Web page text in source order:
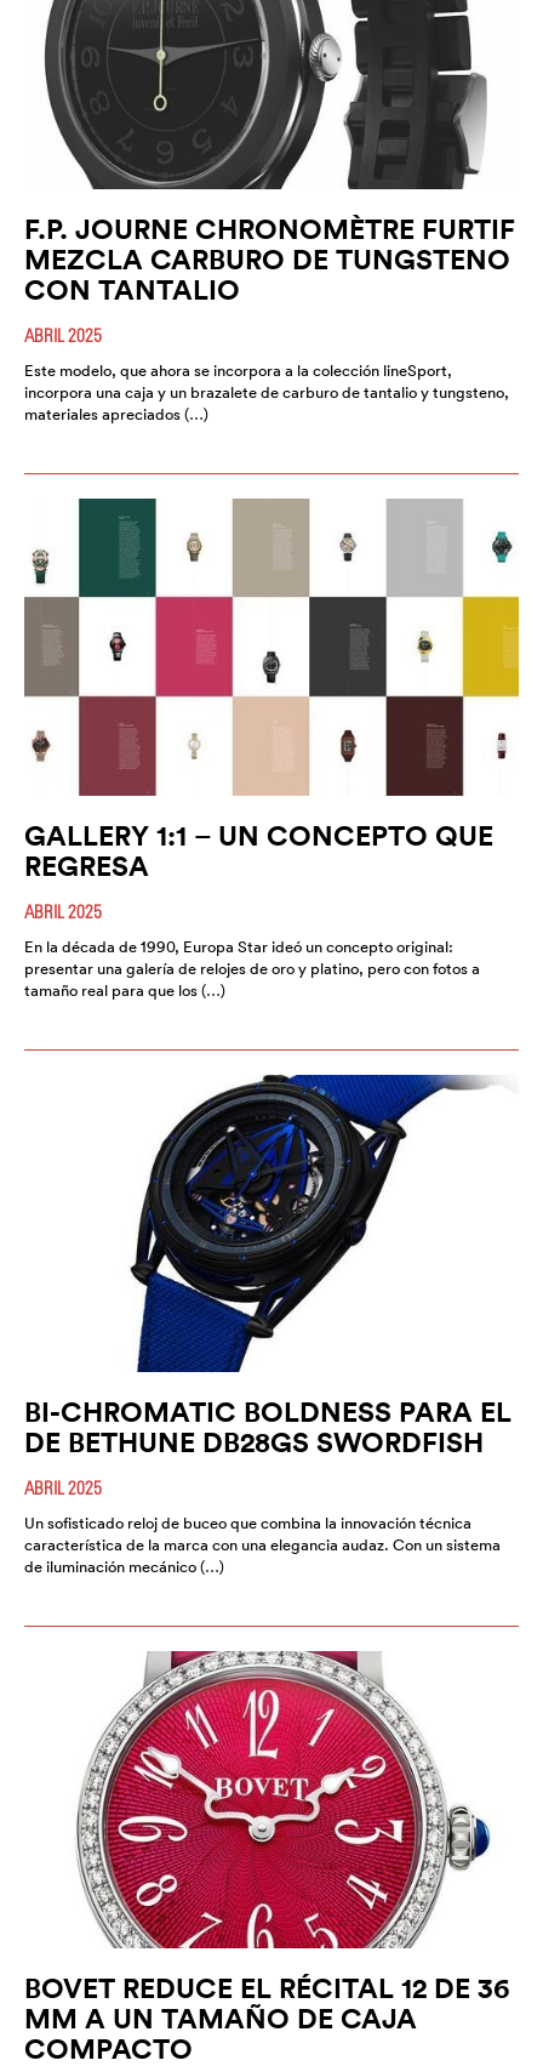
F.P. JOURNE CHRONOMÈTRE FURTIF
MEZCLA CARBURO DE TUNGSTENO
CON TANTALIO
ABRIL 2025
Este modelo, que ahora se incorpora a la colección lineSport,
incorpora una caja y un brazalete de carburo de tantalio y tungsteno,
materiales apreciados (…)
GALLERY 1:1 – UN CONCEPTO QUE
REGRESA
ABRIL 2025
En la década de 1990, Europa Star ideó un concepto original:
presentar una galería de relojes de oro y platino, pero con fotos a
tamaño real para que los (…)
BI-CHROMATIC BOLDNESS PARA EL
DE BETHUNE DB28GS SWORDFISH
ABRIL 2025
Un sofisticado reloj de buceo que combina la innovación técnica
característica de la marca con una elegancia audaz. Con un sistema
de iluminación mecánico (…)
BOVET REDUCE EL RÉCITAL 12 DE 36
MM A UN TAMAÑO DE CAJA
COMPACTO